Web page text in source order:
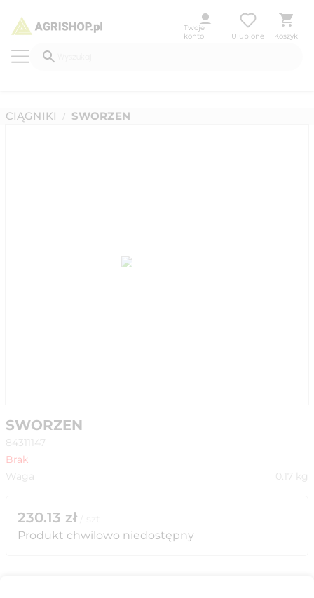
Twoje
konto
Ulubione Koszyk
CIĄGNIKI / SWORZEN
SWORZEN
84311147
Brak
Waga
0.17 kg
230.13 zł
Produkt chwilowo niedostępny